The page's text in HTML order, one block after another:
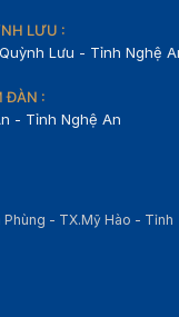
LƯU :
Lưu - Tỉnh Nghệ
ĐÀN :
- Tỉnh Nghệ An
- TX.Mỹ Hào - Tỉnh